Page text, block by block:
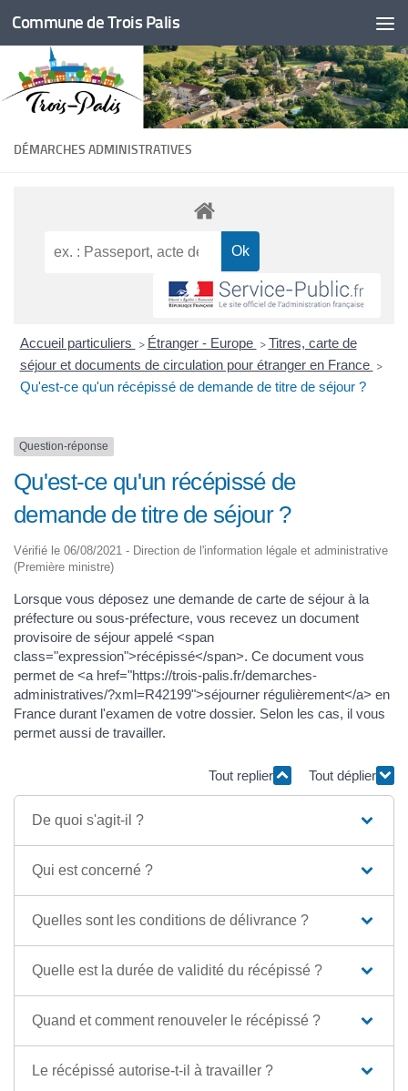
Skip to content
Commune de Trois Palis
DÉMARCHES ADMINISTRATIVES
Accueil particuliers > Étranger - Europe > Titres, carte de
séjour et documents de circulation pour étranger en France >
Qu'est-ce qu'un récépissé de demande de titre de séjour ?
Question-réponse
Qu'est-ce qu'un récépissé de
demande de titre de séjour ?
Vérifié le 06/08/2021 - Direction de l'information légale et administrative
(Première ministre)
Lorsque vous déposez une demande de carte de séjour à la
préfecture ou sous-préfecture, vous recevez un document
provisoire de séjour appelé <span
class="expression">récépissé</span>. Ce document vous
permet de <a href="https://trois-palis.fr/demarches-
administratives/?xml=R42199">séjourner régulièrement</a> en
France durant l'examen de votre dossier. Selon les cas, il vous
permet aussi de travailler.
Tout replier Tout déplier
De quoi s'agit-il ?
Qui est concerné ?
Quelles sont les conditions de délivrance ?
Quelle est la durée de validité du récépissé ?
Quand et comment renouveler le récépissé ?
Le récépissé autorise-t-il à travailler ?